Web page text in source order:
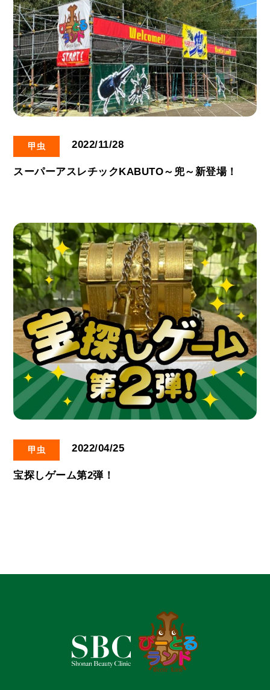
甲虫 2022/11/28
スーパーアスレチックKABUTO～兜～新登場！
甲虫 2022/04/25
宝探しゲーム第2弾！